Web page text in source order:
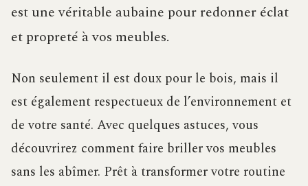
est une véritable aubaine pour redonner éclat
et propreté à vos meubles.
Non seulement il est doux pour le bois, mais il
est également respectueux de l’environnement et
de votre santé. Avec quelques astuces, vous
découvrirez comment faire briller vos meubles
sans les abîmer. Prêt à transformer votre routine